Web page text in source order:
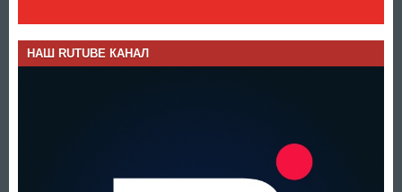
НАШ RUTUBE КАНАЛ